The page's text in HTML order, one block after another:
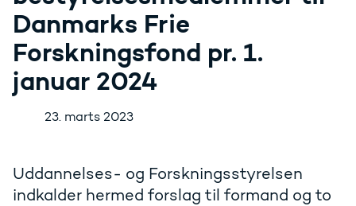
Danmarks Frie
Forskningsfond pr. 1.
januar 2024
23. marts 2023
Uddannelses- og Forskningsstyrelsen
indkalder hermed forslag til formand og to